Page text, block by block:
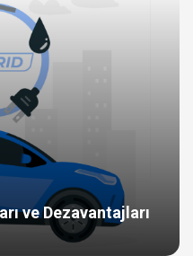
ve Dezavantajları